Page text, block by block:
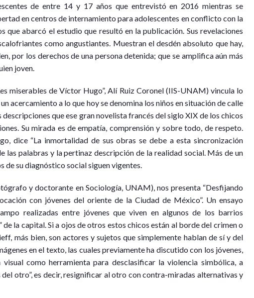
de entre 14 y 17 años que entrevistó en 2016 mientras se
en centros de internamiento para adolescentes en conflicto con la
que abarcó el estudio que resultó en la publicación. Sus revelaciones
como angustiantes. Muestran el desdén absoluto que hay,
por los derechos de una persona detenida; que se amplifica aún más
joven.
miserables de Víctor Hugo”, Alí Ruiz Coronel (IIS-UNAM) vincula lo
acercamiento a lo que hoy se denomina los niños en situación de calle
que ese gran novelista francés del siglo XIX de los chicos
Su mirada es de empatía, comprensión y sobre todo, de respeto.
dice “La inmortalidad de sus obras se debe a esta sincronización
las palabras y la pertinaz descripción de la realidad social. Más de un
de su diagnóstico social siguen vigentes.
y doctorante en Sociología, UNAM), nos presenta “Desfijando
con jóvenes del oriente de la Ciudad de México”. Un ensayo
realizadas entre jóvenes que viven en algunos de los barrios
de la capital. Si a ojos de otros estos chicos están al borde del crimen o
más bien, son actores y sujetos que simplemente hablan de sí y del
en el texto, las cuales previamente ha discutido con los jóvenes,
como herramienta para desclasificar la violencia simbólica, a
otro”, es decir, resignificar al otro con contra-miradas alternativas y